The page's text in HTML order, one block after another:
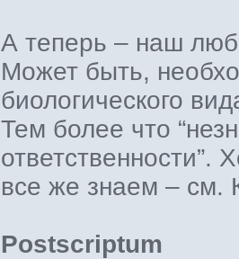
А теперь – наш
Может быть,
биологического
Тем более что
ответственности”.
все же знаем – см.
Postscriptum